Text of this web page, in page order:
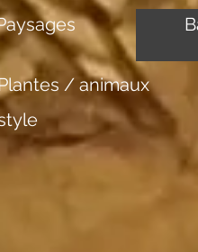
/ animaux